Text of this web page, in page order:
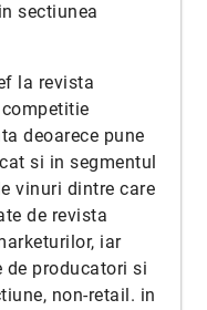
sectiunea
la revista
deoarece pune
si in segmentul
vinuri dintre care
de revista
iar
producatori si
non-retail. in